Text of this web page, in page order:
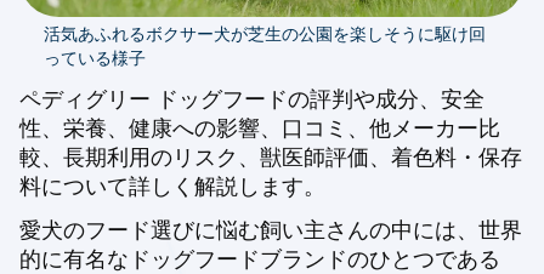
活気あふれるボクサー犬が芝生の公園を楽しそうに駆け回
っている様子
ペディグリー ドッグフードの評判や成分、安全
性、栄養、健康への影響、口コミ、他メーカー比
較、長期利用のリスク、獣医師評価、着色料・保存
料について詳しく解説します。
愛犬のフード選びに悩む飼い主さんの中には、世界
的に有名なドッグフードブランドのひとつである